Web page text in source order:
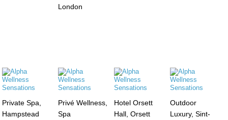
London
Private Spa,
Hampstead
Privé Wellness,
Spa
Hotel Orsett
Hall, Orsett
Outdoor
Luxury, Sint-